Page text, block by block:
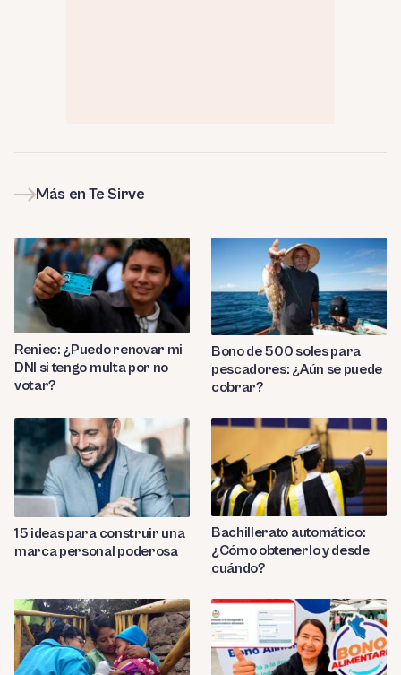
Más en Te Sirve
Reniec: ¿Puedo renovar mi
DNI si tengo multa por no
votar?
Bono de 500 soles para
pescadores: ¿Aún se puede
cobrar?
15 ideas para construir una
marca personal poderosa
Bachillerato automático:
¿Cómo obtenerlo y desde
cuándo?